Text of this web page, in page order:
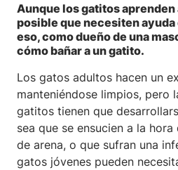
Aunque los gatitos aprenden
posible que necesiten ayuda
eso, como dueño de una
cómo bañar a un gatito.
Los gatos adultos hacen un
manteniéndose limpios, pero
gatitos tienen que
sea que se ensucien a la
de arena, o que sufran una
gatos jóvenes pueden